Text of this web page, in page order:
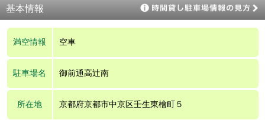
基本情報
満空情報 空車
駐車場名 御前通高辻南
所在地 京都府京都市中京区壬生東檜町５